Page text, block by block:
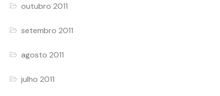
outubro 2011
setembro 2011
agosto 2011
julho 2011